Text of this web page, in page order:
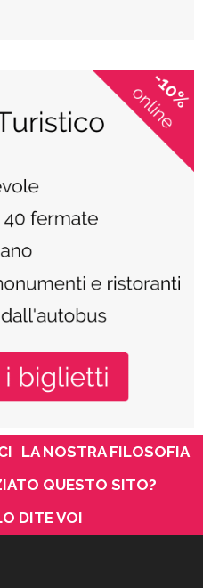
LA NOSTRA FILOSOFIA
QUESTO SITO?
DITE VOI